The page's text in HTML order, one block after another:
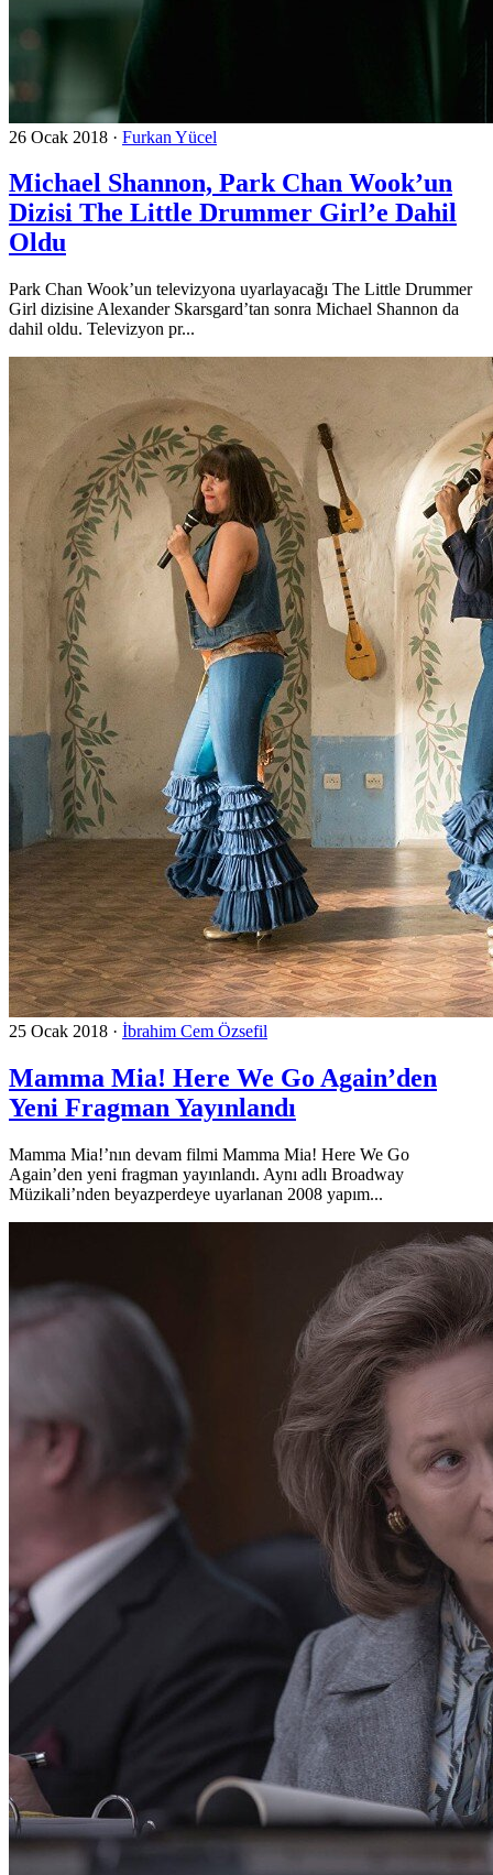
26 Ocak 2018 · Furkan Yücel
Michael Shannon, Park Chan Wook’un
Dizisi The Little Drummer Girl’e Dahil
Oldu
Park Chan Wook’un televizyona uyarlayacağı The Little Drummer
Girl dizisine Alexander Skarsgard’tan sonra Michael Shannon da
dahil oldu. Televizyon pr...
25 Ocak 2018 · İbrahim Cem Özsefil
Mamma Mia! Here We Go Again’den
Yeni Fragman Yayınlandı
Mamma Mia!’nın devam filmi Mamma Mia! Here We Go
Again’den yeni fragman yayınlandı. Aynı adlı Broadway
Müzikali’nden beyazperdeye uyarlanan 2008 yapım...